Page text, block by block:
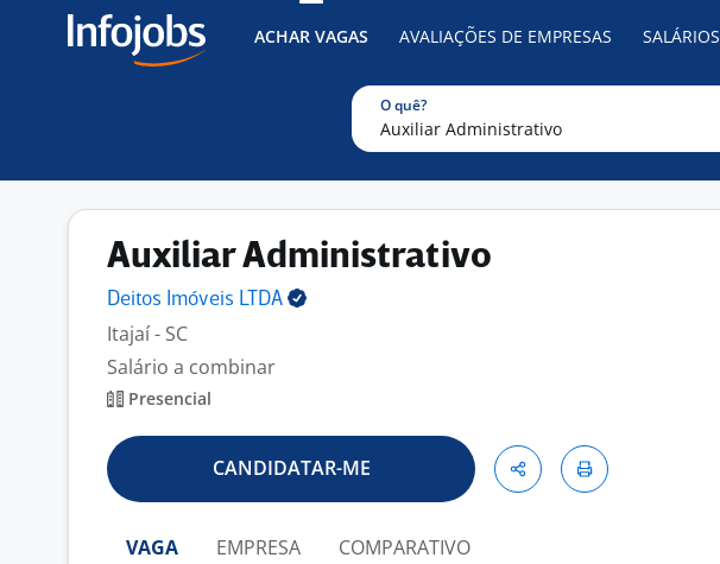
ACHAR VAGAS AVALIAÇÕES DE EMPRESAS SALÁRIOS
O quê?
Auxiliar Administrativo
Deitos Imóveis LTDA
Itajaí - SC
Salário a combinar
Presencial
CANDIDATAR-ME
VAGA EMPRESA COMPARATIVO